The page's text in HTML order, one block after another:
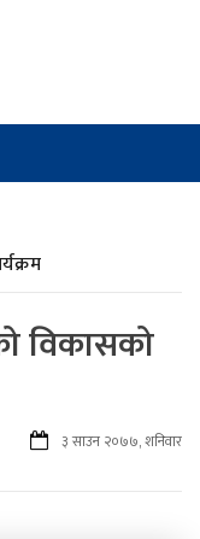
विकासको
३ साउन २०७७, शनिवार